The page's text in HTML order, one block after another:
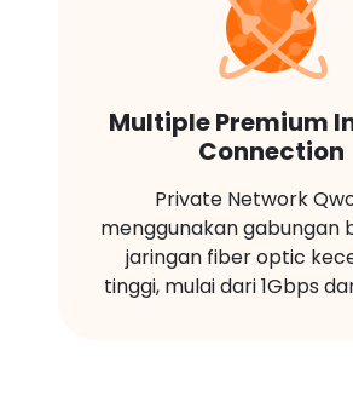
Multiple Premium
Connection
Private Network
menggunakan gabungan
jaringan fiber optic
tinggi, mulai dari 1Gbps